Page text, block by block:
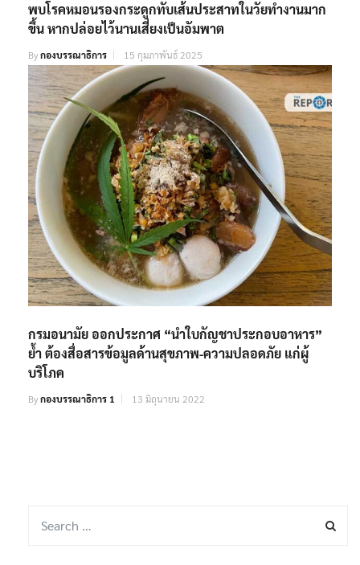
พบโรคหมอนรองกระดูกทับเส้นประสาทในวัยทำงานมาก
ขึ้น​​​ หากปล่อยไว้นานเสี่ยงเป็นอัมพาต​​
Byกองบรรณาธิการ 15 กุมภาพันธ์ 2025
กรมอนามัย ออกประกาศ “นำใบกัญชาประกอบอาหาร”
ย้ำ ต้องสื่อสารข้อมูลด้านสุขภาพ-ความปลอดภัย แก่ผู้
บริโภค
Byกองบรรณาธิการ 1 13 มิถุนายน 2022